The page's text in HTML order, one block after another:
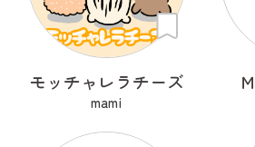
モッチャレラチーズ
mami